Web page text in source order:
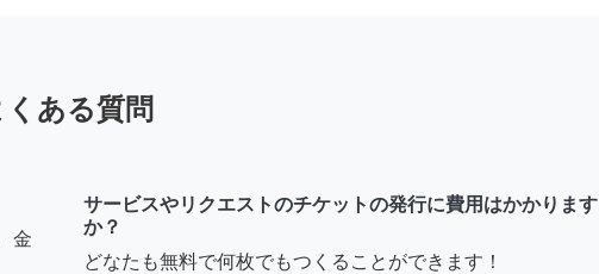
くある質問
金
サービスやリクエストのチケットの発行に費用はかかります
か？
どなたも無料で何枚でもつくることができます！